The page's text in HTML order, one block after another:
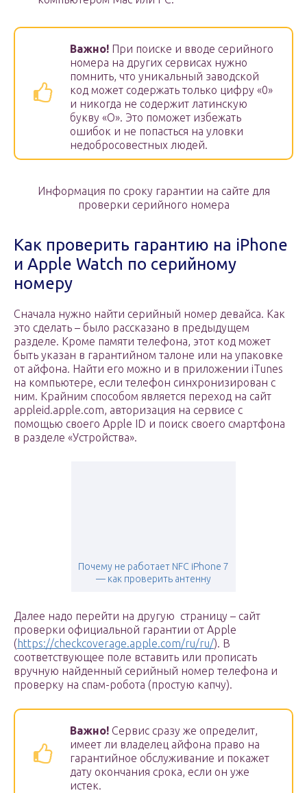
Важно! При поиске и вводе серийного
номера на других сервисах нужно
помнить, что уникальный заводской
код может содержать только цифру «0»
и никогда не содержит латинскую
букву «О». Это поможет избежать
ошибок и не попасться на уловки
недобросовестных людей.
Информация по сроку гарантии на сайте для
проверки серийного номера
Как проверить гарантию на iPhone
и Apple Watch по серийному
номеру
Сначала нужно найти серийный номер девайса. Как
это сделать – было рассказано в предыдущем
разделе. Кроме памяти телефона, этот код может
быть указан в гарантийном талоне или на упаковке
от айфона. Найти его можно и в приложении iTunes
на компьютере, если телефон синхронизирован с
ним. Крайним способом является переход на сайт
appleid.apple.com, авторизация на сервисе с
помощью своего Apple ID и поиск своего смартфона
в разделе «Устройства».
Почему не работает NFC iPhone 7
— как проверить антенну
Далее надо перейти на другую страницу – сайт
проверки официальной гарантии от Apple
(https://checkcoverage.apple.com/ru/ru/). В
соответствующее поле вставить или прописать
вручную найденный серийный номер телефона и
проверку на спам-робота (простую капчу).
Важно! Сервис сразу же определит,
имеет ли владелец айфона право на
гарантийное обслуживание и покажет
дату окончания срока, если он уже
истек.